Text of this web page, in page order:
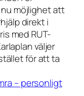
möjlighet att
direkt i
med RUT-
väljer
för att ta
– personligt